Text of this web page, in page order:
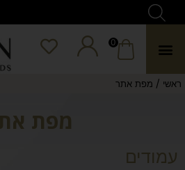
0
ראשי / מפת אתר
מפת
עמודים